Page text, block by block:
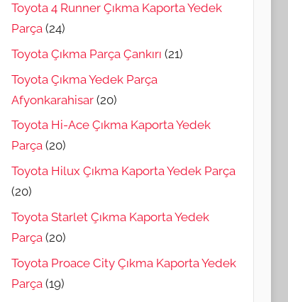
Toyota 4 Runner Çıkma Kaporta Yedek
Parça (24)
Toyota Çıkma Parça Çankırı (21)
Toyota Çıkma Yedek Parça
Afyonkarahisar (20)
Toyota Hi-Ace Çıkma Kaporta Yedek
Parça (20)
Toyota Hilux Çıkma Kaporta Yedek Parça
(20)
Toyota Starlet Çıkma Kaporta Yedek
Parça (20)
Toyota Proace City Çıkma Kaporta Yedek
Parça (19)